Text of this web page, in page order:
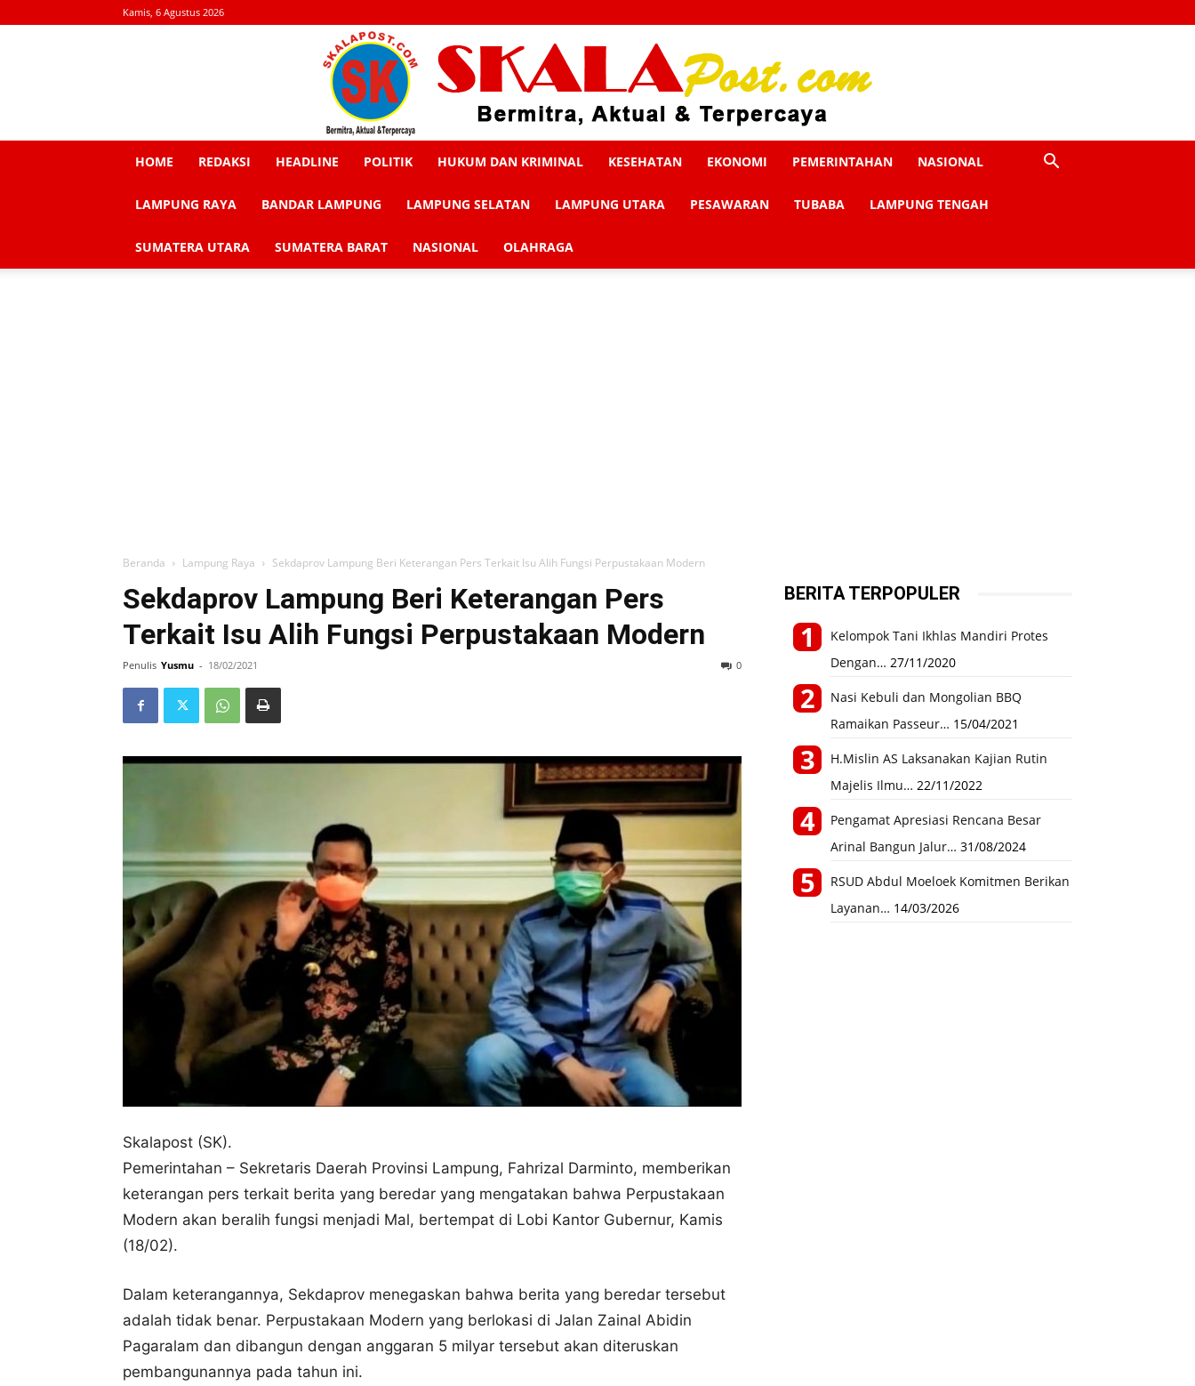
Kamis, 6 Agustus 2026
HOME REDAKSI HEADLINE POLITIK HUKUM DAN KRIMINAL KESEHATAN EKONOMI PEMERINTAHAN NASIONAL
LAMPUNG RAYA BANDAR LAMPUNG LAMPUNG SELATAN LAMPUNG UTARA PESAWARAN TUBABA LAMPUNG TENGAH
SUMATERA UTARA SUMATERA BARAT NASIONAL OLAHRAGA
Beranda Lampung Raya Sekdaprov Lampung Beri Keterangan Pers Terkait Isu Alih Fungsi Perpustakaan Modern
Sekdaprov Lampung Beri Keterangan Pers
Terkait Isu Alih Fungsi Perpustakaan Modern
Penulis Yusmu - 18/02/2021 0
Skalapost (SK).
Pemerintahan – Sekretaris Daerah Provinsi Lampung, Fahrizal Darminto, memberikan
keterangan pers terkait berita yang beredar yang mengatakan bahwa Perpustakaan
Modern akan beralih fungsi menjadi Mal, bertempat di Lobi Kantor Gubernur, Kamis
(18/02).
Dalam keterangannya, Sekdaprov menegaskan bahwa berita yang beredar tersebut
adalah tidak benar. Perpustakaan Modern yang berlokasi di Jalan Zainal Abidin
Pagaralam dan dibangun dengan anggaran 5 milyar tersebut akan diteruskan
pembangunannya pada tahun ini.
BERITA TERPOPULER
Kelompok Tani Ikhlas Mandiri Protes
Dengan… 27/11/2020
Nasi Kebuli dan Mongolian BBQ
Ramaikan Passeur… 15/04/2021
H.Mislin AS Laksanakan Kajian Rutin
Majelis Ilmu… 22/11/2022
Pengamat Apresiasi Rencana Besar
Arinal Bangun Jalur… 31/08/2024
RSUD Abdul Moeloek Komitmen Berikan
Layanan… 14/03/2026